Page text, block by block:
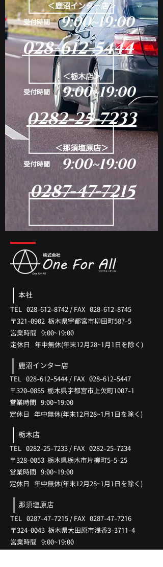
＜鹿沼インター店＞
​受付時間 9:00~19:00
028-612-5444
＜栃木店＞
​受付時間 9:00~19:00
0282-25-7233
＜那須塩原店＞
​受付時間 9:00~19:00
0287-47-7215
TEL 028-612-8742 / FAX 028-612-8745
〒321-0902 ​栃木県宇都宮市柳田町587-5
​営業時間 9:00~19:00
​定休日 年中無休(年末12月28~1月1日を除く)
本社
TEL 028-612-5444 / FAX 028-612-5447
〒320-0855 ​栃木県宇都宮市上欠町1007-1
​営業時間 9:00~19:00
​定休日 年中無休(年末12月28~1月1日を除く)
鹿沼インター店
TEL 0282-25-7233 / FAX 0282-25-7234
〒328-0053 ​栃木県栃木市片柳町5-5-25
営業時間 9:00~19:00
​定休日 年中無休(年末12月28~1月1日を除く)
栃木店
TEL 0287-47-7215 / FAX 0287-47-7216
〒324-0043 ​栃木県大田原市浅香3-3711-4
営業時間 9:00~19:00
那須塩原店